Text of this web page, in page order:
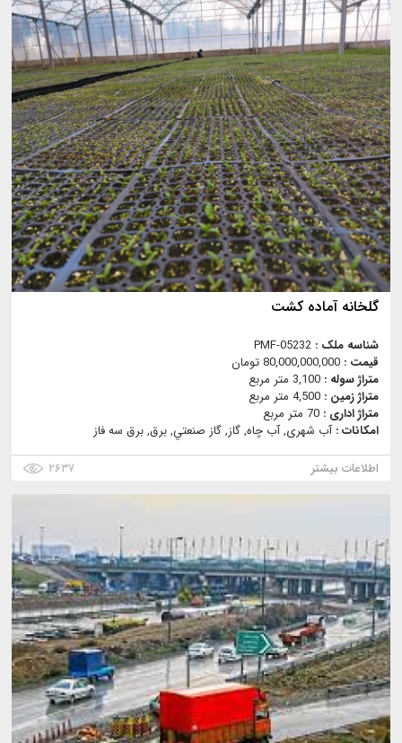
گلخانه آماده کشت
شناسه ملک : PMF-05232
قیمت : 80,000,000,000 تومان
متراژ سوله : 3,100 متر مربع
متراژ زمین : 4,500 متر مربع
متراژ اداری : 70 متر مربع
امکانات :آب شهری, آب چاه, گاز, گاز صنعتي, برق, برق سه فاز
اطلاعات بیشتر
۲۶۳۷